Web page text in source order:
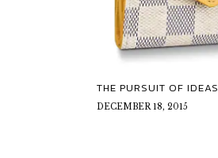
THE PURSUIT OF IDEAS
DECEMBER 18, 2015